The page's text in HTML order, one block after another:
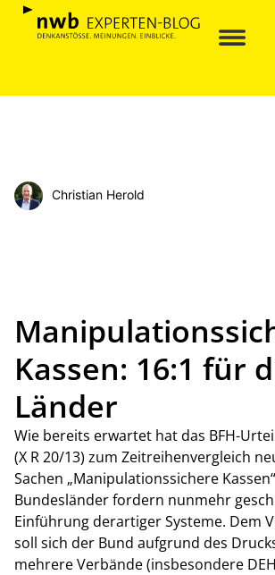
Christian Herold
Kassen: 16:1 für
Länder
Wie bereits erwartet hat das BFH-
(X R 20/13) zum Zeitreihenvergleich
Sachen „Manipulationssichere
Bundesländer fordern nunmehr
Einführung derartiger Systeme. Dem
soll sich der Bund aufgrund des
mehrere Verbände (insbesondere